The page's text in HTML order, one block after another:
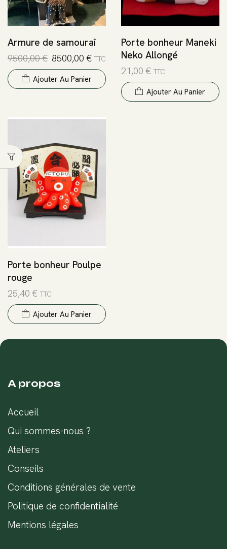
Armure de samouraî
9500,00€ 8500,00€ TTC
Ajouter Au Panier
Porte bonheur Maneki
Neko Allongé
21,00 € TTC
Ajouter Au Panier
Porte bonheur Poulpe
rouge
25,40 € TTC
Ajouter Au Panier
A propos
Accueil
Qui sommes-nous ?
Ateliers
Conseils
Conditions générales de vente
Politique de confidentialité
Mentions légales